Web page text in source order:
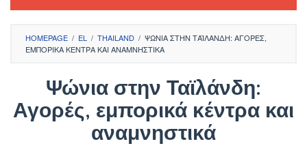
HOMEPAGE / EL / THAILAND / ΨΏΝΙΑ ΣΤΗΝ ΤΑΪΛΆΝΔΗ: ΑΓΟΡΈΣ,
ΕΜΠΟΡΙΚΆ ΚΈΝΤΡΑ ΚΑΙ ΑΝΑΜΝΗΣΤΙΚΆ
Ψώνια στην Ταϊλάνδη:
Αγορές, εμπορικά κέντρα και
αναμνηστικά